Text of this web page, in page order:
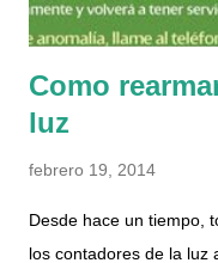
Como
luz
febrero 19, 2014
Desde hace un tiempo,
los contadores de la luz